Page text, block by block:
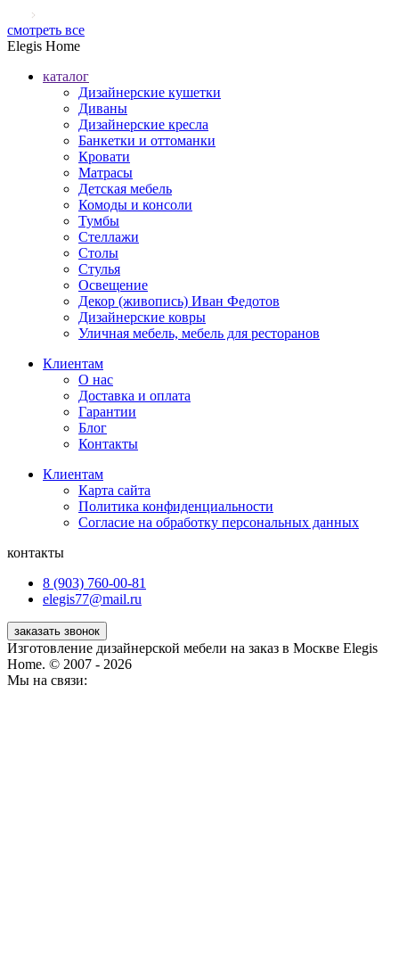
смотреть все
Elegis Home
каталог
Дизайнерские кушетки
Диваны
Дизайнерские кресла
Банкетки и оттоманки
Кровати
Матрасы
Детская мебель
Комоды и консоли
Тумбы
Стеллажи
Столы
Стулья
Освещение
Декор (живопись) Иван Федотов
Дизайнерские ковры
Уличная мебель, мебель для ресторанов
Клиентам
О нас
Доставка и оплата
Гарантии
Блог
Контакты
Клиентам
Карта сайта
Политика конфиденциальности
Согласие на обработку персональных данных
контакты
8 (903) 760-00-81
elegis77@mail.ru
заказать звонок
Изготовление дизайнерской мебели на заказ в Москве Elegis
Home. © 2007 - 2026
Мы на связи: